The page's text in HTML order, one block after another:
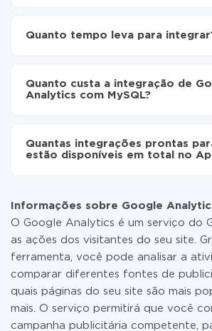
para MySQL
automaticamente de Google
Quanto tempo leva para
30 minutos. Em média, a configuração
minutos.
Quanto custa a integração de
Analytics com MySQL?
as tarifas. Você paga apenas pela
dados que é realmente transferida de
ou mudar para um de pago, se
detalhes sobretarifas.
Quantas integrações prontas
estão disponíveis em total no
Informações sobre Google
O Google Analytics é um serviço do
as ações dos visitantes do seu site.
ferramenta, você pode analisar a
comparar diferentes fontes de
quais páginas do seu site são mais
mais. O serviço permitirá que você
campanha publicitária competente,